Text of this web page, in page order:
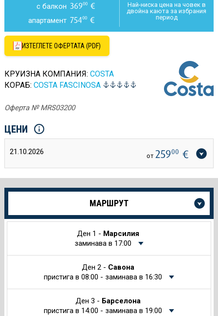
с балкон 36900€
апартамент 75400€
Най-ниска цена на човек в
двойна каюта за избрания
период
ИЗТЕГЛЕТЕ ОФЕРТАТА (PDF)
КРУИЗНА КОМПАНИЯ: COSTA
КОРАБ: COSTA FASCINOSA
Оферта № MRS03200
ЦЕНИ
21.10.2026 от 25900 €
Още
за
МАРШРУТ
Ден 1 - Марсилия
заминава в 17:00
Ден 2 - Савона
пристига в 08:00 - заминава в 16:30
Ден 3 - Барселона
пристига в 14:00 - заминава в 19:00